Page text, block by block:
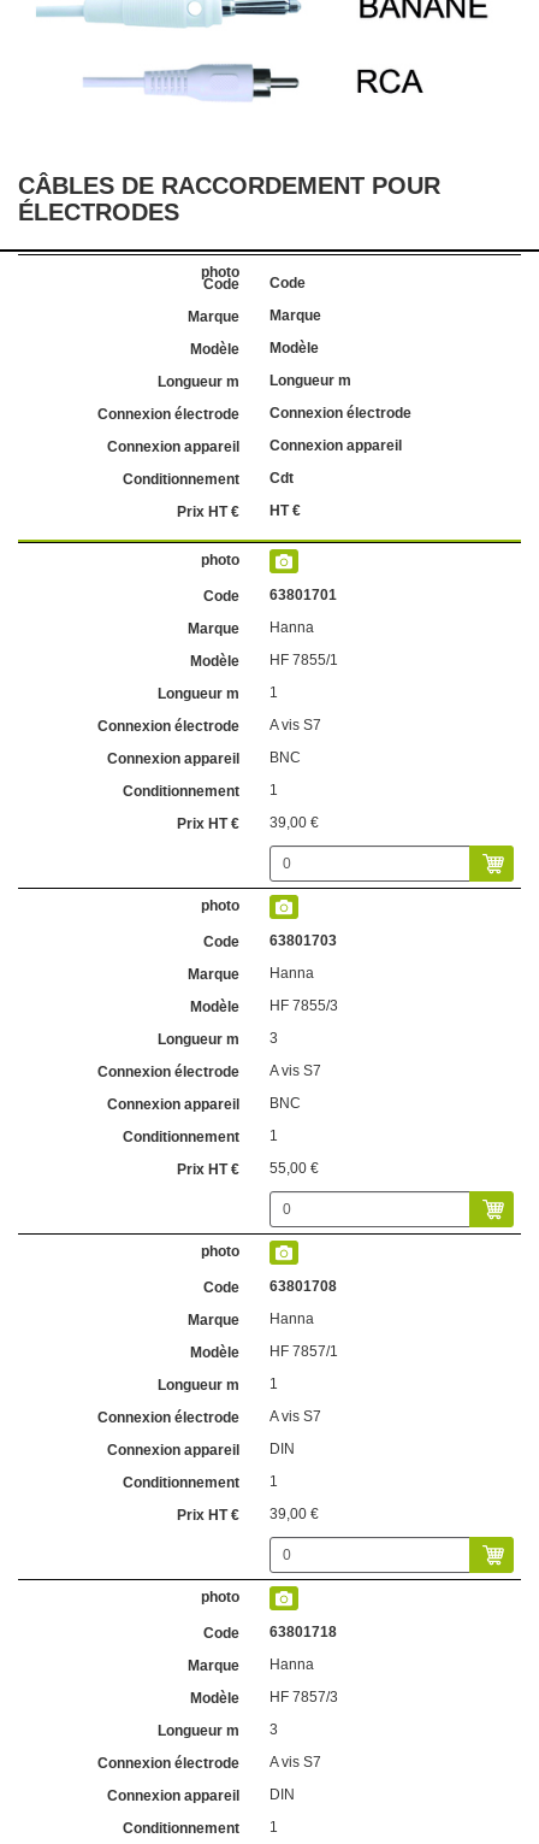
CÂBLES DE RACCORDEMENT POUR
ÉLECTRODES
Code
Marque
Modèle
Longueur m
Connexion électrode
Connexion appareil
Cdt
HT €
63801701
Hanna
HF 7855/1
1
A vis S7
BNC
1
39,00 €
63801703
Hanna
HF 7855/3
3
A vis S7
BNC
1
55,00 €
63801708
Hanna
HF 7857/1
1
A vis S7
DIN
1
39,00 €
63801718
Hanna
HF 7857/3
3
A vis S7
DIN
1